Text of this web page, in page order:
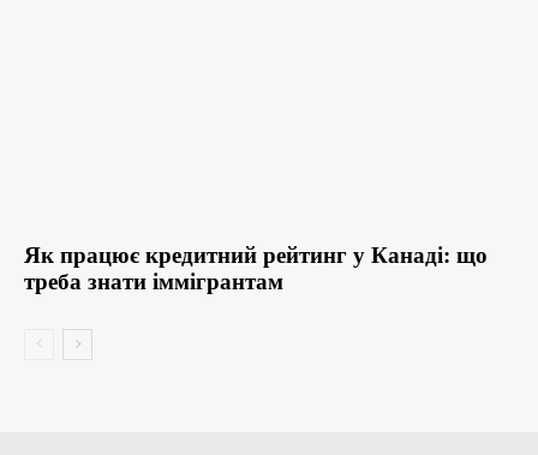
Як працює кредитний рейтинг у Канаді: що
треба знати іммігрантам